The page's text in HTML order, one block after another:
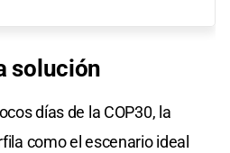
solución
días de la COP30, la
como el escenario ideal